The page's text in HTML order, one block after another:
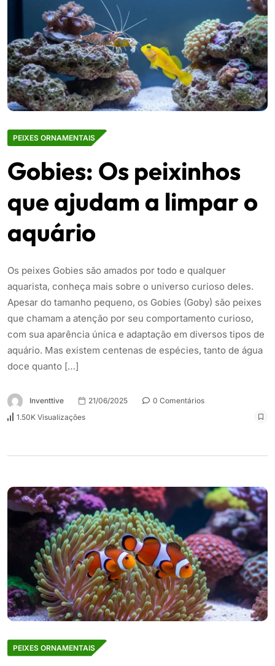
PEIXES ORNAMENTAIS
Gobies: Os peixinhos
que ajudam a limpar o
aquário
Os peixes Gobies são amados por todo e qualquer
aquarista, conheça mais sobre o universo curioso deles.
Apesar do tamanho pequeno, os Gobies (Goby) são peixes
que chamam a atenção por seu comportamento curioso,
com sua aparência única e adaptação em diversos tipos de
aquário. Mas existem centenas de espécies, tanto de água
doce quanto […]
Inventtive 21/06/2025
0 Comentários
1.50K Visualizações
PEIXES ORNAMENTAIS